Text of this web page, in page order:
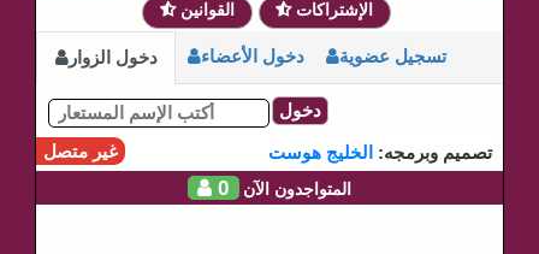
القوانين الإشتراكات
دخول الزوار دخول الأعضاء تسجيل عضوية
دخول
غير متصل
تصميم وبرمجه: الخليج هوست
0 المتواجدون الآن